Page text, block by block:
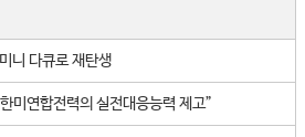
니 다큐로 재탄생
미연합전력의 실전대응능력 제고”